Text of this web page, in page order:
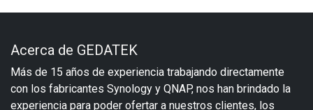
Acerca de GEDATEK
Más de 15 años de experiencia trabajando directamente
con los fabricantes Synology y QNAP, nos han brindado la
experiencia para poder ofertar a nuestros clientes, los